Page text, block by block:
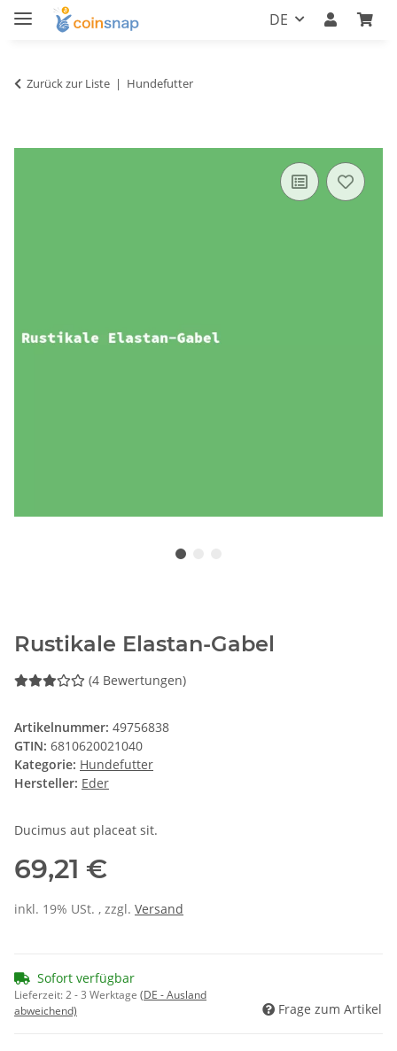
DE
Zurück zur Liste Hundefutter
Rustikale Elastan-Gabel
(4 Bewertungen)
Artikelnummer: 49756838
GTIN: 6810620021040
Kategorie: Hundefutter
Hersteller: Eder
Ducimus aut placeat sit.
69,21 €
inkl. 19% USt. , zzgl. Versand
Sofort verfügbar
Lieferzeit:2 - 3 Werktage (DE - Ausland
abweichend)
Frage zum Artikel